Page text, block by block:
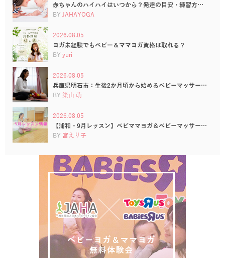
赤ちゃんのハイハイはいつから？発達の目安・練習方…
BY JAHAYOGA
2026.08.05
ヨガ未経験でもベビー＆ママヨガ資格は取れる？
BY yuri
2026.08.05
兵庫県明石市：生後2か月頃から始めるベビーマッサー…
BY 築山 萌
2026.08.05
【浦和・9月レッスン】ベビママヨガ＆ベビーマッサー…
BY 宮えり子